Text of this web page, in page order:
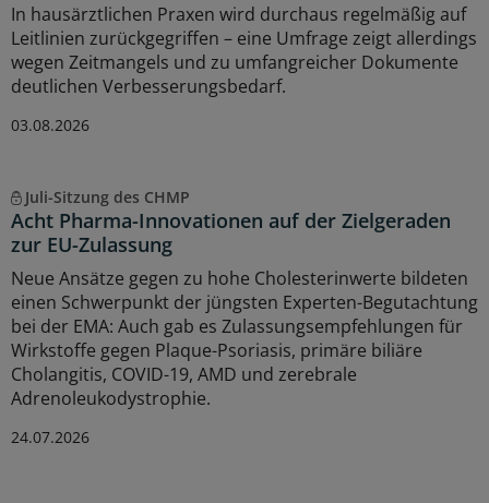
In hausärztlichen Praxen wird durchaus regelmäßig auf
Leitlinien zurückgegriffen – eine Umfrage zeigt allerdings
wegen Zeitmangels und zu umfangreicher Dokumente
deutlichen Verbesserungsbedarf.
03.08.2026
Juli-Sitzung des CHMP
Acht Pharma-Innovationen auf der Zielgeraden
zur EU-Zulassung
Neue Ansätze gegen zu hohe Cholesterinwerte bildeten
einen Schwerpunkt der jüngsten Experten-Begutachtung
bei der EMA: Auch gab es Zulassungsempfehlungen für
Wirkstoffe gegen Plaque-Psoriasis, primäre biliäre
Cholangitis, COVID-19, AMD und zerebrale
Adrenoleukodystrophie.
24.07.2026